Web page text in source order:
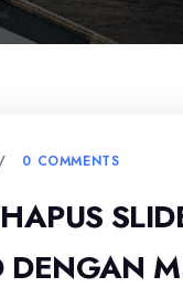
0 COMMENTS
DENGAN